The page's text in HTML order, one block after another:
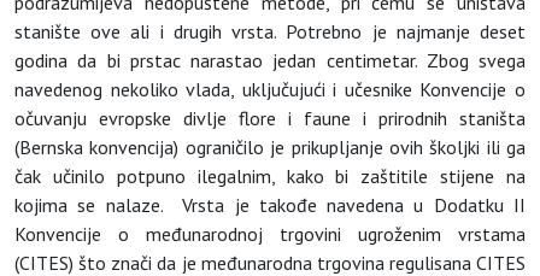
stanište ove ali i drugih vrsta. Potrebno je najmanje deset
godina da bi prstac narastao jedan centimetar. Zbog svega
navedenog nekoliko vlada, uključujući i učesnike Konvencije o
očuvanju evropske divlje flore i faune i prirodnih staništa
(Bernska konvencija) ograničilo je prikupljanje ovih školjki ili ga
čak učinilo potpuno ilegalnim, kako bi zaštitile stijene na
kojima se nalaze. Vrsta je takođe navedena u Dodatku II
Konvencije o međunarodnoj trgovini ugroženim vrstama
(CITES) što znači da je međunarodna trgovina regulisana CITES